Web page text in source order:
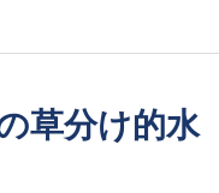
草分け的水